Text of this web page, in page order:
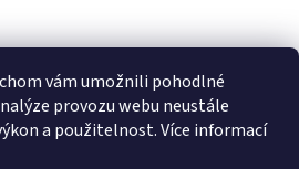
vám umožnili pohodlné
provozu webu neustále
a použitelnost. Více informací